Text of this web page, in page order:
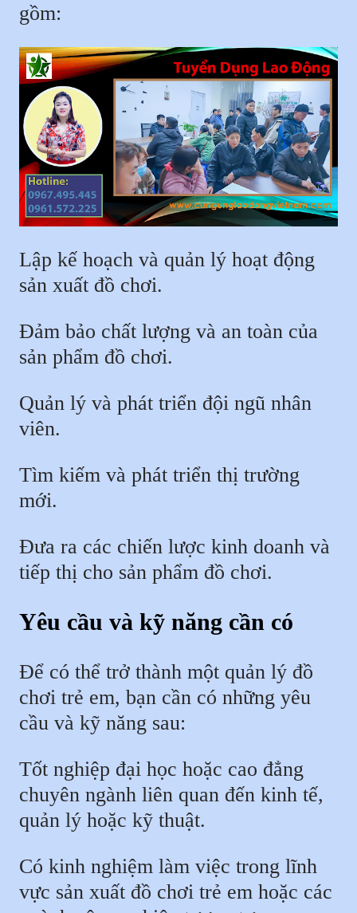
gồm:
Lập kế hoạch và quản lý hoạt động
sản xuất đồ chơi.
Đảm bảo chất lượng và an toàn của
sản phẩm đồ chơi.
Quản lý và phát triển đội ngũ nhân
viên.
Tìm kiếm và phát triển thị trường
mới.
Đưa ra các chiến lược kinh doanh và
tiếp thị cho sản phẩm đồ chơi.
Yêu cầu và kỹ năng cần có
Để có thể trở thành một quản lý đồ
chơi trẻ em, bạn cần có những yêu
cầu và kỹ năng sau:
Tốt nghiệp đại học hoặc cao đẳng
chuyên ngành liên quan đến kinh tế,
quản lý hoặc kỹ thuật.
Có kinh nghiệm làm việc trong lĩnh
vực sản xuất đồ chơi trẻ em hoặc các